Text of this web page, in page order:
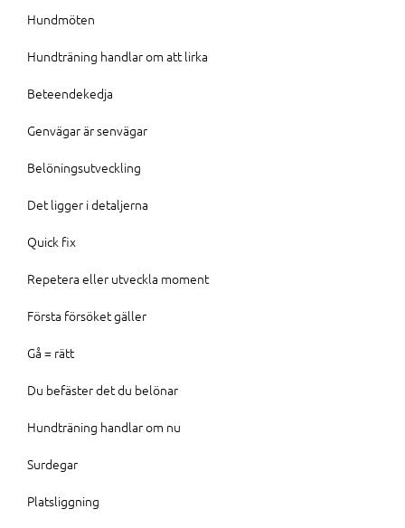
Hundmöten
Hundträning handlar om att lirka
Beteendekedja
Genvägar är senvägar
Belöningsutveckling
Det ligger i detaljerna
Quick fix
Repetera eller utveckla moment
Första försöket gäller
Gå = rätt
Du befäster det du belönar
Hundträning handlar om nu
Surdegar
Platsliggning